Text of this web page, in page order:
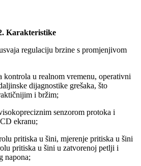
Karakteristike
regulaciju brzine s promjenjivom
kontrola u realnom vremenu, operativni
dijagnostike grešaka, što
i bržim;
senzorom protoka i
ekranu;
pritiska u šini, mjerenje pritiska u šini
pritiska u šini u zatvorenoj petlji i
napona;